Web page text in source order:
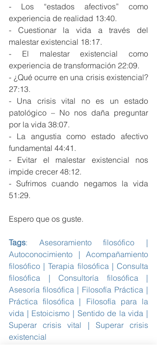
- Los “estados afectivos” como
experiencia de realidad 13:40.
- Cuestionar la vida a través del
malestar existencial 18:17.
- El malestar existencial como
experiencia de transformación 22:09.
- ¿Qué ocurre en una crisis existencial?
27:13.
- Una crisis vital no es un estado
patológico – No nos daña preguntar
por la vida 38:07.
- La angustia como estado afectivo
fundamental 44:41.
- Evitar el malestar existencial nos
impide crecer 48:12.
- Sufrimos cuando negamos la vida
51:29.
Espero que os guste.
Tags: Asesoramiento filosófico |
Autoconocimiento | Acompañamiento
filosófico | Terapia filosófica | Consulta
filosófica | Consultoría filosófica |
Asesoría filosófica | Filosofía Práctica |
Práctica filosófica | Filosofía para la
vida | Estoicismo | Sentido de la vida |
Superar crisis vital | Superar crisis
existencial